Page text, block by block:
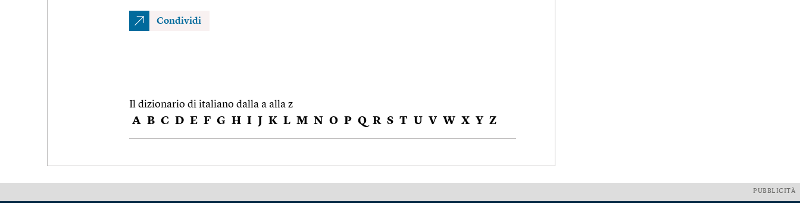
Condividi
Il dizionario di italiano dalla a alla z
A B C D E F G H I J K L M N O P Q R S T U V W X Y Z
PUBBLICITÀ